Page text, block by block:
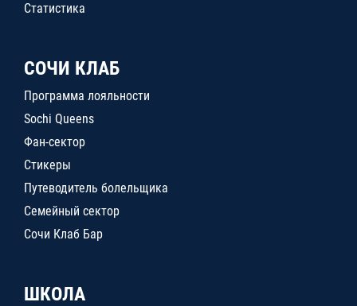
Статистика
СОЧИ КЛАБ
Программа лояльности
Sochi Queens
Фан-сектор
Стикеры
Путеводитель болельщика
Семейный сектор
Сочи Клаб Бар
ШКОЛА